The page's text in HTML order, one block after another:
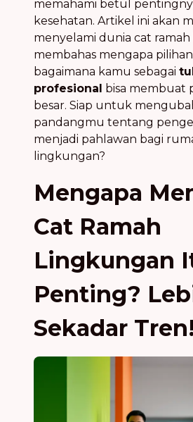
memahami betul
kesehatan. Artikel ini akan
menyelami dunia cat
membahas mengapa
bagaimana kamu sebagai
profesional bisa membuat
besar. Siap untuk
pandangmu tentang
menjadi pahlawan bagi
lingkungan?
Mengapa
Cat Ramah
Lingkungan
Penting?
Sekadar Tren!